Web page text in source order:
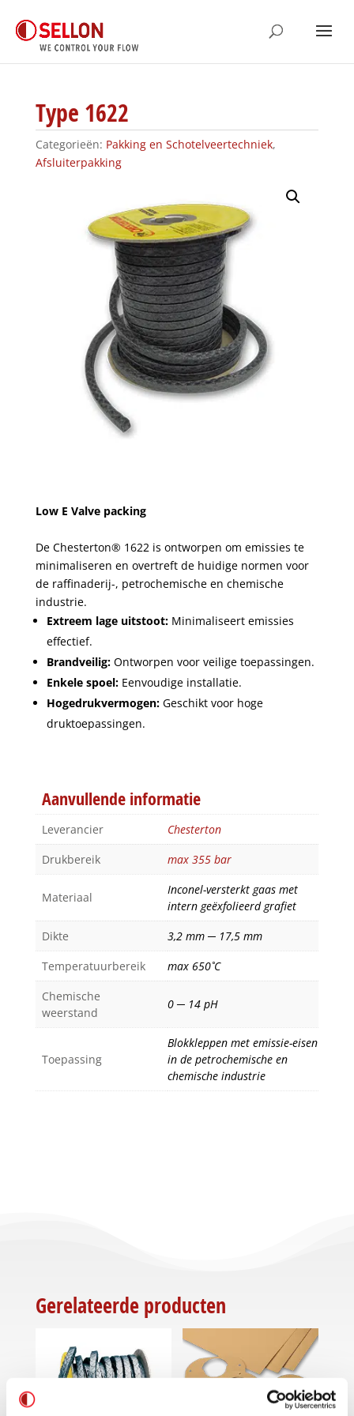
Type 1622
Categorieën: Pakking en Schotelveertechniek,
Afsluiterpakking
Low E Valve packing
De Chesterton® 1622 is ontworpen om emissies te
minimaliseren en overtreft de huidige normen voor
de raffinaderij-, petrochemische en chemische
industrie.
Extreem lage uitstoot:Minimaliseert emissies
effectief.
Brandveilig:Ontworpen voor veilige toepassingen.
Enkele spoel:Eenvoudige installatie.
Hogedrukvermogen:Geschikt voor hoge
druktoepassingen.
Aanvullende informatie
Leverancier
Chesterton
Drukbereik
max 355 bar
Materiaal
Inconel-versterkt gaas met
intern geëxfolieerd grafiet
Dikte
3,2 mm ─ 17,5 mm
Temperatuurbereik
max 650˚C
Chemische
weerstand
0 ─ 14 pH
Toepassing
Blokkleppen met emissie-eisen
in de petrochemische en
chemische industrie
Gerelateerde producten